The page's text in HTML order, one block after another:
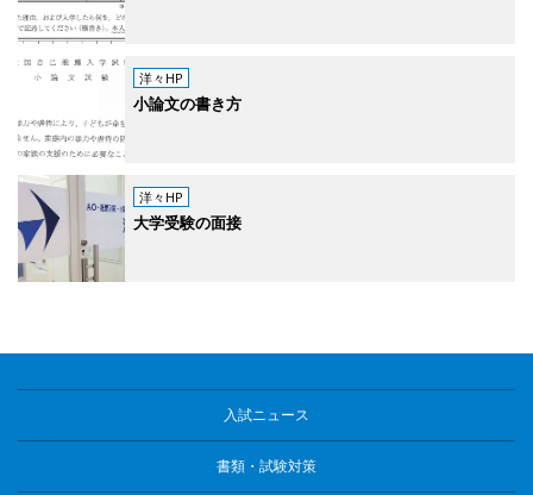
洋々HP
小論文の書き方
洋々HP
大学受験の面接
入試ニュース
書類・試験対策